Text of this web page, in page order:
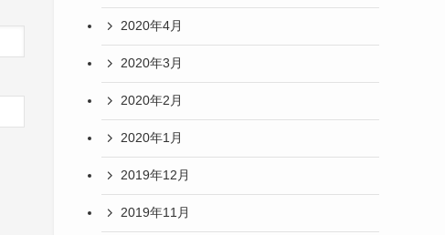
2020年4月
2020年3月
2020年2月
2020年1月
2019年12月
2019年11月